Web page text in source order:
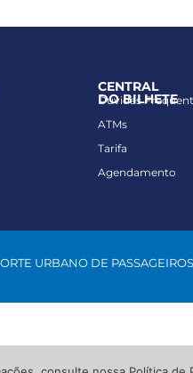
CENTRAL
DO BILHETE
Dúvidas
ATMs
Tarifa
Agendamento
URBANO DE